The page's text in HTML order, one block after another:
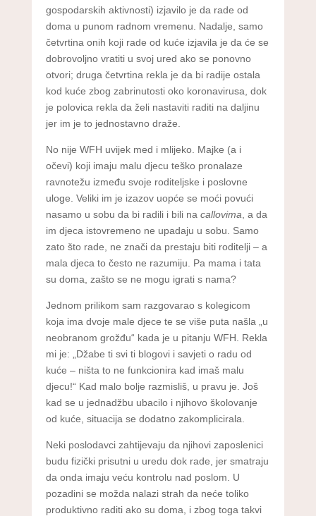
gospodarskih aktivnosti) izjavilo je da rade od
doma u punom radnom vremenu. Nadalje, samo
četvrtina onih koji rade od kuće izjavila je da će se
dobrovoljno vratiti u svoj ured ako se ponovno
otvori; druga četvrtina rekla je da bi radije ostala
kod kuće zbog zabrinutosti oko koronavirusa, dok
je polovica rekla da želi nastaviti raditi na daljinu
jer im je to jednostavno draže.
No nije WFH uvijek med i mlijeko. Majke (a i
očevi) koji imaju malu djecu teško pronalaze
ravnotežu između svoje roditeljske i poslovne
uloge. Veliki im je izazov uopće se moći povući
nasamo u sobu da bi radili i bili na callovima , a da
im djeca istovremeno ne upadaju u sobu. Samo
zato što rade, ne znači da prestaju biti roditelji – a
mala djeca to često ne razumiju. Pa mama i tata
su doma, zašto se ne mogu igrati s nama?
Jednom prilikom sam razgovarao s kolegicom
koja ima dvoje male djece te se više puta našla „u
neobranom grožđu“ kada je u pitanju WFH. Rekla
mi je: „Džabe ti svi ti blogovi i savjeti o radu od
kuće – ništa to ne funkcionira kad imaš malu
djecu!“ Kad malo bolje razmisliš, u pravu je. Još
kad se u jednadžbu ubacilo i njihovo školovanje
od kuće, situacija se dodatno zakomplicirala.
Neki poslodavci zahtijevaju da njihovi zaposlenici
budu fizički prisutni u uredu dok rade, jer smatraju
da onda imaju veću kontrolu nad poslom. U
pozadini se možda nalazi strah da neće toliko
produktivno raditi ako su doma, i zbog toga takvi